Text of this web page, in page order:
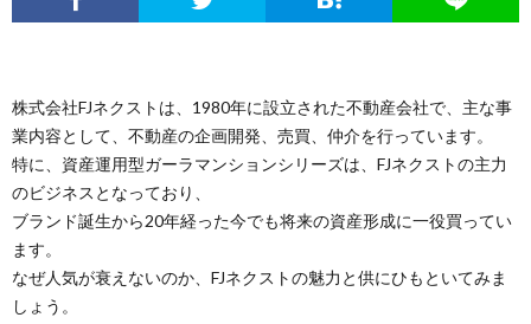
リ
シ
ー
株式会社FJネクストは、1980年に設立された不動産会社で、主な事
業内容として、不動産の企画開発、売買、仲介を行っています。
特に、資産運用型ガーラマンションシリーズは、FJネクストの主力
のビジネスとなっており、
ブランド誕生から20年経った今でも将来の資産形成に一役買ってい
ます。
なぜ人気が衰えないのか、FJネクストの魅力と供にひもといてみま
しょう。